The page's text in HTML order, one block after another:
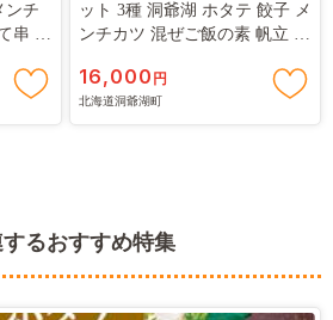
ンチ
串 帆
め
町
ット 3種 洞爺湖 ホタテ 餃子 メ
ンチカツ 混ぜご飯の素 帆立 ほ
ご当地 グルメ 冷凍 詰め合わせ
お取り寄せ 洞爺湖町
16,000 円
北海道洞爺湖町
るおすすめ特集